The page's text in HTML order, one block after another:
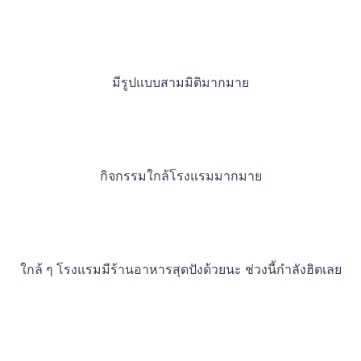
มีรูปแบบสามมิติมากมาย
กิจกรรมใกล้โรงแรมมากมาย
ใกล้ ๆ โรงแรมมีร้านอาหารสุดปังด้วยนะ ช่วงนี้กำลังฮิตเลย